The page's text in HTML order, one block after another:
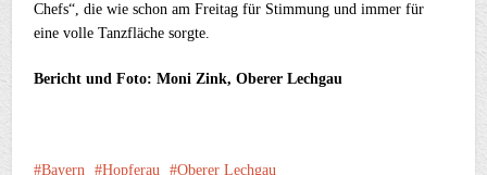
Chefs“, die wie schon am Freitag für Stimmung und immer für
eine volle Tanzfläche sorgte.
Bericht und Foto: Moni Zink, Oberer Lechgau
Bayern Hopferau Oberer Lechgau